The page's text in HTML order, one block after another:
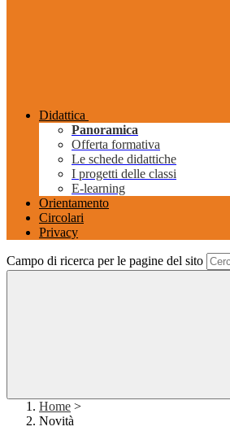
Didattica
Panoramica
Offerta formativa
Le schede didattiche
I progetti delle classi
E-learning
Orientamento
Circolari
Privacy
Campo di ricerca per le pagine del sito
Home >
Novità